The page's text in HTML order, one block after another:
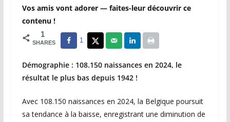
Vos amis vont adorer — faites-leur découvrir ce
contenu !
1
SHARES 1
Démographie : 108.150 naissances en 2024, le
résultat le plus bas depuis 1942 !
Avec 108.150 naissances en 2024, la Belgique poursuit
sa tendance à la baisse, enregistrant une diminution de